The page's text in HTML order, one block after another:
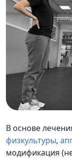
В основе
физкультуры,
модификация